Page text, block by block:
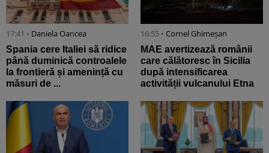
17:41 • Daniela Oancea
Spania cere Italiei să ridice
până duminică controalele
la frontieră și amenință cu
măsuri de ...
16:55 • Cornel Ghimeșan
MAE avertizează românii
care călătoresc în Sicilia
după intensificarea
activității vulcanului Etna